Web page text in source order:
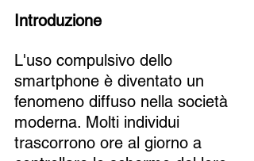
Introduzione
L'uso compulsivo dello
smartphone è diventato un
fenomeno diffuso nella società
moderna. Molti individui
trascorrono ore al giorno a